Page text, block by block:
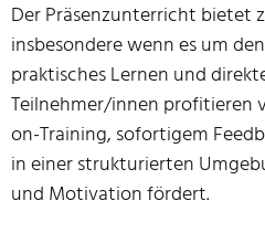
Der Präsenzunterricht bietet
insbesondere wenn es um
praktisches Lernen und
Teilnehmer/innen profitieren
on-Training, sofortigem
in einer strukturierten
und Motivation fördert.